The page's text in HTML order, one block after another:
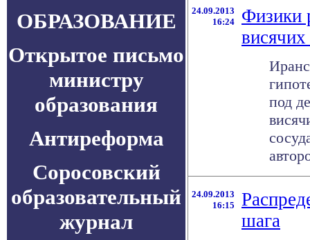
ОБРАЗОВАНИЕ
Открытое письмо
министру
образования
Антиреформа
Соросовский
образовательный
журнал
24.09.2013
16:24
Физики
под
24.09.2013
16:15
шага